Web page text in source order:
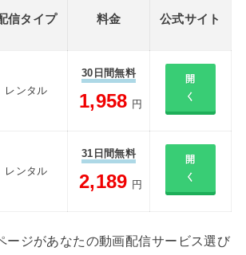
信タイプ 料金 公式サイト
レンタル
30日間無料
1,958 円
開
く
レンタル
31日間無料
2,189 円
開
く
ージがあなたの動画配信サービス選び